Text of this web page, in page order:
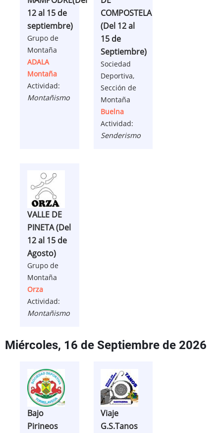
12 al 15 de
septiembre)
Grupo de
Montaña
ADALA
Montaña
Actividad:
Montañismo
COMPOSTELA
(Del 12 al
15 de
Septiembre)
Sociedad
Deportiva,
Sección de
Montaña
Buelna
Actividad:
Senderismo
VALLE DE
PINETA (Del
12 al 15 de
Agosto)
Grupo de
Montaña
Orza
Actividad:
Montañismo
Miércoles, 16 de Septiembre de 2026
Bajo
Pirineos
Viaje
G.S.Tanos